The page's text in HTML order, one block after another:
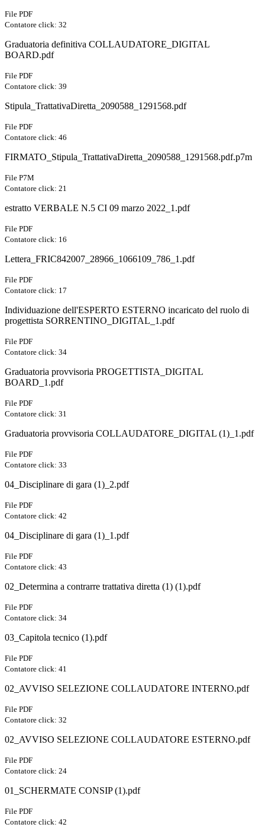
File PDF
Contatore click: 32
Graduatoria definitiva COLLAUDATORE_DIGITAL
BOARD.pdf
File PDF
Contatore click: 39
Stipula_TrattativaDiretta_2090588_1291568.pdf
File PDF
Contatore click: 46
FIRMATO_Stipula_TrattativaDiretta_2090588_1291568.pdf.p7m
File P7M
Contatore click: 21
estratto VERBALE N.5 CI 09 marzo 2022_1.pdf
File PDF
Contatore click: 16
Lettera_FRIC842007_28966_1066109_786_1.pdf
File PDF
Contatore click: 17
Individuazione dell'ESPERTO ESTERNO incaricato del ruolo di
progettista SORRENTINO_DIGITAL_1.pdf
File PDF
Contatore click: 34
Graduatoria provvisoria PROGETTISTA_DIGITAL
BOARD_1.pdf
File PDF
Contatore click: 31
Graduatoria provvisoria COLLAUDATORE_DIGITAL (1)_1.pdf
File PDF
Contatore click: 33
04_Disciplinare di gara (1)_2.pdf
File PDF
Contatore click: 42
04_Disciplinare di gara (1)_1.pdf
File PDF
Contatore click: 43
02_Determina a contrarre trattativa diretta (1) (1).pdf
File PDF
Contatore click: 34
03_Capitola tecnico (1).pdf
File PDF
Contatore click: 41
02_AVVISO SELEZIONE COLLAUDATORE INTERNO.pdf
File PDF
Contatore click: 32
02_AVVISO SELEZIONE COLLAUDATORE ESTERNO.pdf
File PDF
Contatore click: 24
01_SCHERMATE CONSIP (1).pdf
File PDF
Contatore click: 42